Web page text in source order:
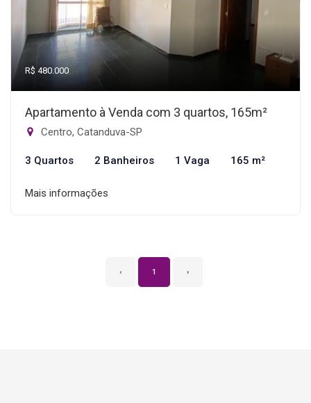
R$ 480.000
Apartamento à Venda com 3 quartos, 165m²
Centro, Catanduva-SP
3 Quartos 2 Banheiros 1 Vaga 165 m²
Mais informações
‹ 1 ›